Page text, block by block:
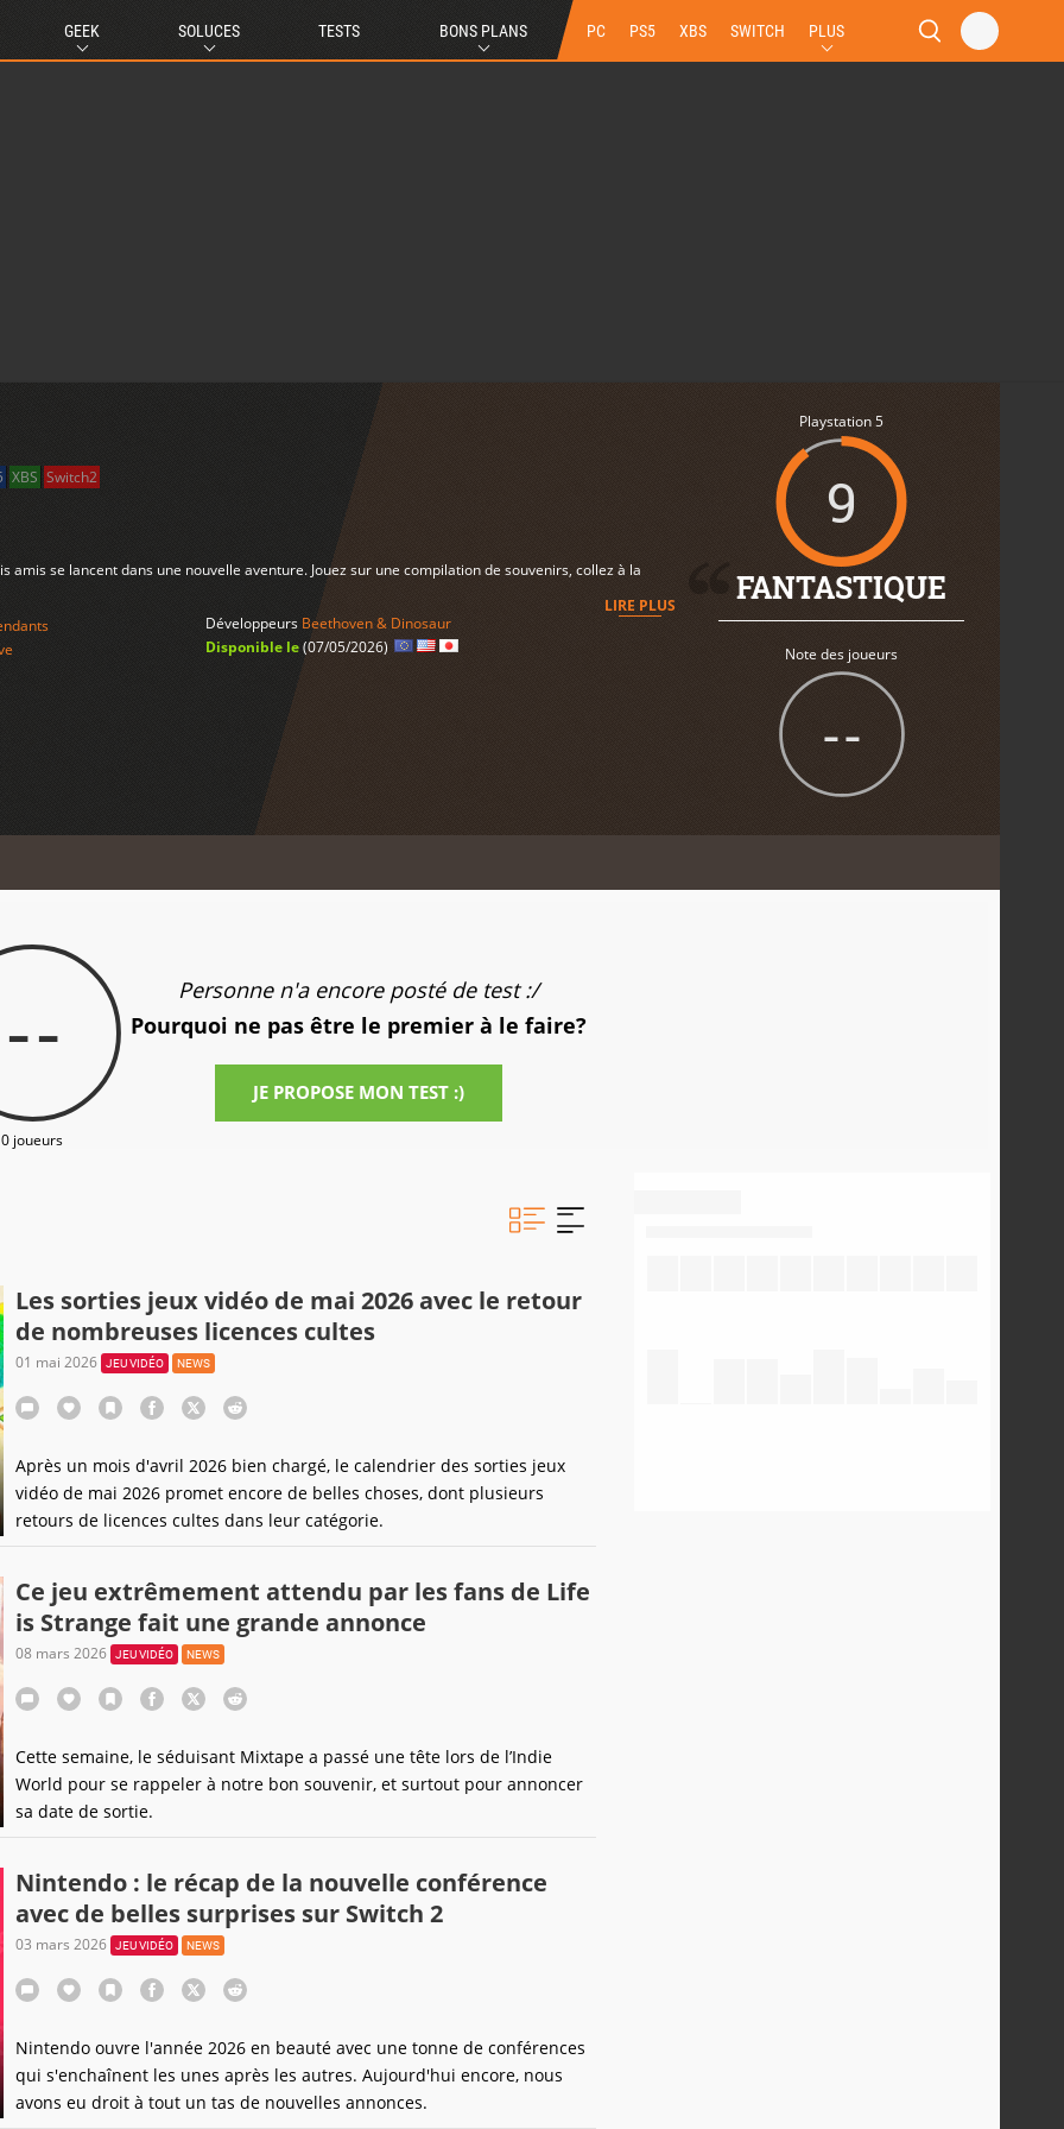
GEEK SOLUCES TESTS BONS PLANS PC PS5 XBS SWITCH PLUS
XBS Switch2
amis se lancent dans une nouvelle aventure. Jouez sur une compilation de souvenirs, collez à la
LIRE PLUS
Développeurs Beethoven & Dinosaur
Disponible le(07/05/2026)
Playstation 5
9
FANTASTIQUE
Note des joueurs
--
--
0 joueurs
Personne n'a encore posté de test :/
Pourquoi ne pas être le premier à le faire?
JE PROPOSE MON TEST :)
Les sorties jeux vidéo de mai 2026 avec le retour
de nombreuses licences cultes
01 mai 2026 JEU VIDÉO NEWS
Après un mois d'avril 2026 bien chargé, le calendrier des sorties jeux
vidéo de mai 2026 promet encore de belles choses, dont plusieurs
retours de licences cultes dans leur catégorie.
Ce jeu extrêmement attendu par les fans de Life
is Strange fait une grande annonce
08 mars 2026 JEU VIDÉO NEWS
Cette semaine, le séduisant Mixtape a passé une tête lors de l’Indie
World pour se rappeler à notre bon souvenir, et surtout pour annoncer
sa date de sortie.
Nintendo : le récap de la nouvelle conférence
avec de belles surprises sur Switch 2
03 mars 2026 JEU VIDÉO NEWS
Nintendo ouvre l'année 2026 en beauté avec une tonne de conférences
qui s'enchaînent les unes après les autres. Aujourd'hui encore, nous
avons eu droit à tout un tas de nouvelles annonces.